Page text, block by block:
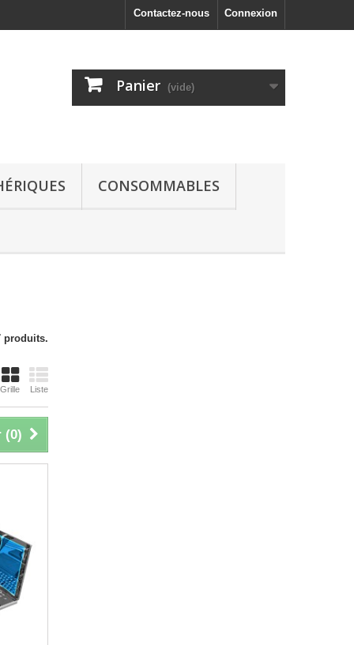
Connexion
Contactez-nous
Panier (vide)
CONSOMMABLES
produits.
Grille Liste
(0)